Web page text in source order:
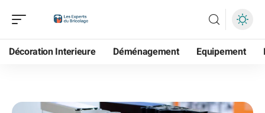
Décoration Interieure Déménagement Equipement